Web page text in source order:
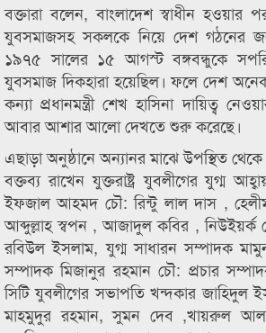
বক্তারা বলেন, বাংলাদেশ স্বাধীন হওয়ার
যুবসমাজসহ সকলকে নিয়ে দেশ গঠনের
১৯৭৫ সালের ১৫ আগস্ট বঙ্গবন্ধুকে
যুবসমাজ দিকহারা হয়েছিল। ফলে দেশ
কন্যা প্রধানমন্ত্রী শেখ হাসিনা দায়িত্ব
আবার আশার আলো দেখতে শুরু করেছে।
এছাড়া অনুষ্ঠানে অন্যানর মাঝে উপস্থিত থেকে
বক্তব্য রাখেন যুক্তরাষ্ট্র যুবলীগের যুগ্ম
ইফজাল আহমদ চৌ: রিন্টু লাল দাস ,
আব্দুল্লাহ স্বপন , আজাদুল কবির , নিউইয়র্ক
রবিউল ইসলাম, যুগ্ম সাধারন সম্পাদক
সম্পাদক মিজানুর রহমান চৌ: প্রচার
সিটি যুবলীগের সভাপতি খন্দকার জাহিদুল
মাহমুদুর রহমান, সুমন দেব ,খায়রুল